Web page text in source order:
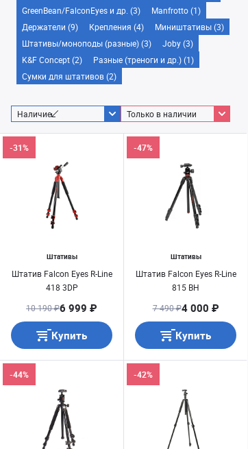
GreenBean/FalconEyes и др. (3)
Manfrotto (1)
Держатели (9)
Крепления (4)
Миништативы (3)
Штативы/моноподы (разные) (3)
Joby (3)
K&F Concept (2)
Разные (треноги и др.) (1)
Сумки для штативов (2)
Наличие Только в наличии
Штативы
Штатив Falcon Eyes R-Line
418 3DP
-31%
10 190 ₽6 999 ₽
Купить
Штативы
Штатив Falcon Eyes R-Line
815 BH
-47%
7 490 ₽4 000 ₽
Купить
-44% -42%